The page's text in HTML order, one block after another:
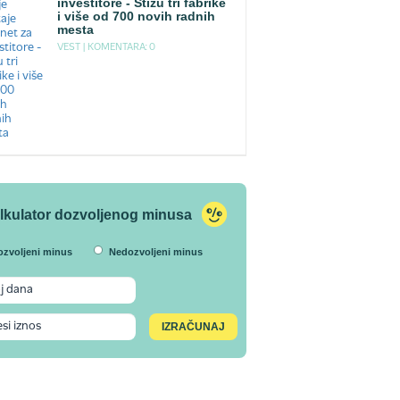
i više od 700 novih radnih
mesta
VEST | KOMENTARA: 0
dozvoljenog minusa
minus Nedozvoljeni minus